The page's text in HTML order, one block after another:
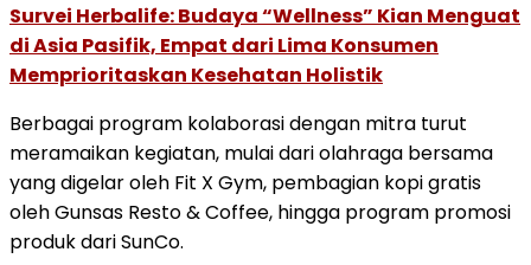
Survei Herbalife: Budaya “Wellness” Kian Menguat
di Asia Pasifik, Empat dari Lima Konsumen
Memprioritaskan Kesehatan Holistik
Berbagai program kolaborasidengan mitra turut
meramaikan kegiatan, mulaidariolahraga bersama
yangdigelaroleh Fit X Gym, pembagian kopigratis
olehGunsas Resto & Coffee, hingga program promosi
produkdariSunCo.